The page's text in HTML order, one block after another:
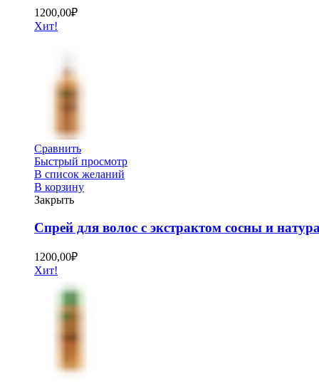
1200,00₽
Хит!
Сравнить
Быстрый просмотр
В список желаний
В корзину
Закрыть
Спрей для волос с экстрактом сосны и
1200,00₽
Хит!